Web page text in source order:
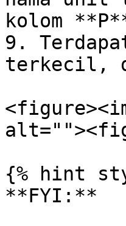
kolom
9.
terkecil,
{% hint
**FYI:**